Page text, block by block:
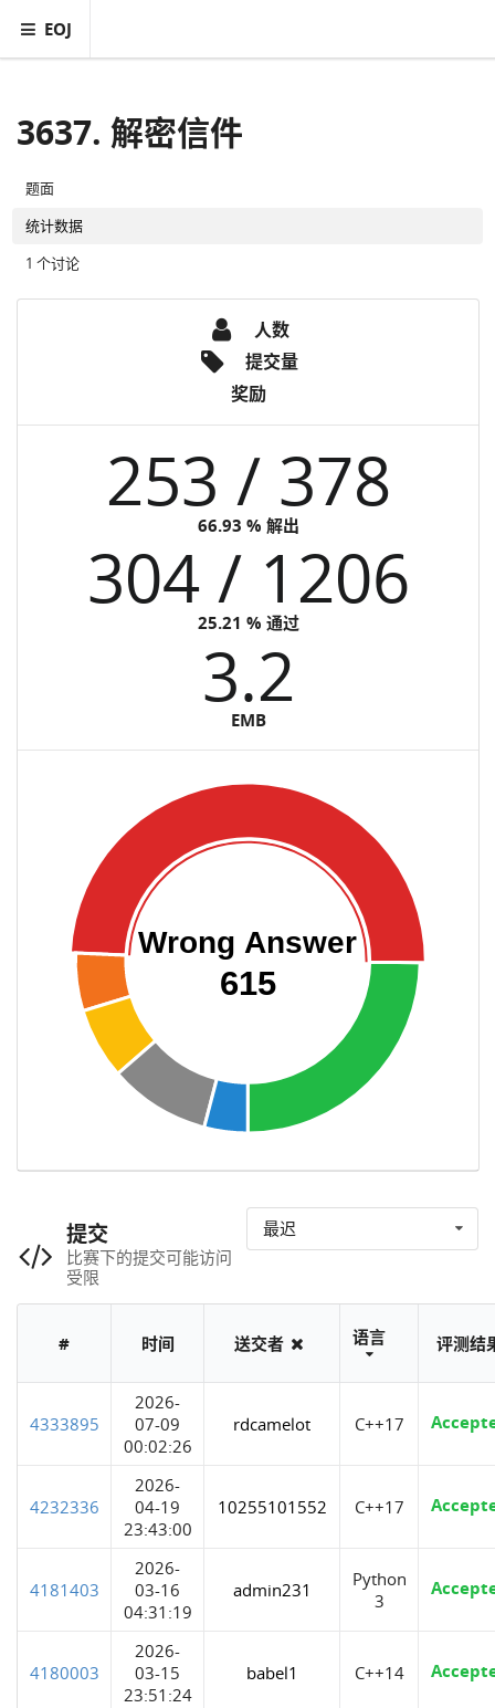
EOJ
3637. 解密信件
题面
统计数据
1 个讨论
人数
提交量
奖励
253 / 378
66.93 % 解出
304 / 1206
25.21 % 通过
3.2
EMB
Wrong Answer
615
最迟
提交
比赛下的提交可能访问
受限
# 时间 送交者 语言 评测结
4333895
2026-
07-09
00:02:26
rdcamelot C++17
4232336
2026-
04-19
23:43:00
10255101552 C++17
4181403
2026-
03-16
04:31:19
admin231
Python
3
4180003
2026-
03-15
23:51:24
babel1 C++14